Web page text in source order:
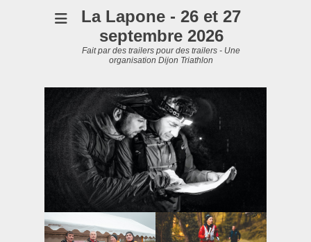
La Lapone - 26 et 27
septembre 2026
Fait par des trailers pour des trailers - Une
organisation Dijon Triathlon